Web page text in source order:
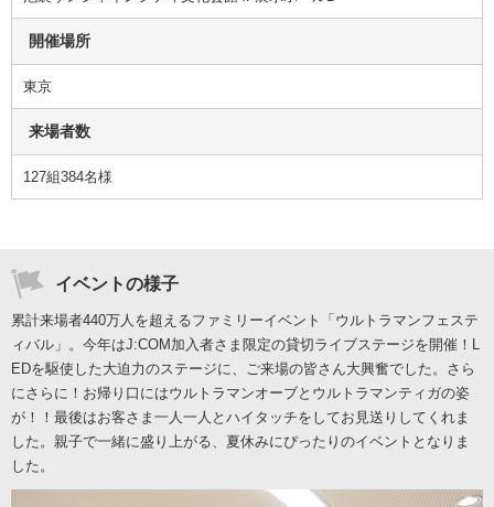
開催場所
東京
来場者数
127組384名様
イベントの様子
累計来場者440万人を超えるファミリーイベント「ウルトラマンフェステ
ィバル」。今年はJ:COM加入者さま限定の貸切ライブステージを開催！L
EDを駆使した大迫力のステージに、ご来場の皆さん大興奮でした。さら
にさらに！お帰り口にはウルトラマンオーブとウルトラマンティガの姿
が！！最後はお客さま一人一人とハイタッチをしてお見送りしてくれま
した。親子で一緒に盛り上がる、夏休みにぴったりのイベントとなりま
した。